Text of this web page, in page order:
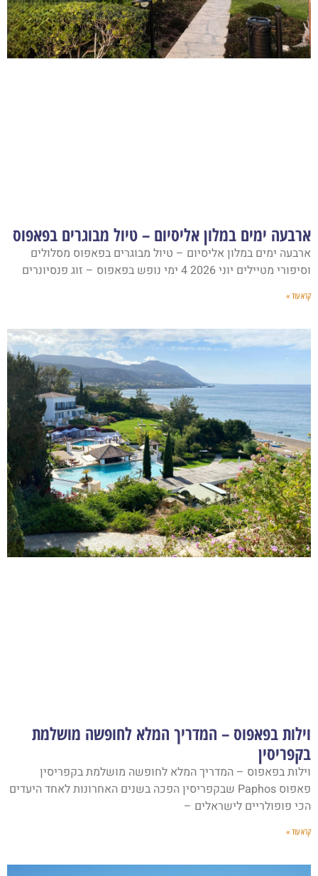
ארבעה ימים במלון אליסיום – טיול מבוגרים בפאפוס
ארבעה ימים במלון אליסיום – טיול מבוגרים בפאפוס מסלולים
וסיפורי מטיילים יוני 2026 4 ימי נופש בפאפוס – זוג פנסיונרים
קרא עוד »
וילות בפאפוס – המדריך המלא לחופשה מושלמת
בקפריסין
וילות בפאפוס – המדריך המלא לחופשה מושלמת בקפריסין
פאפוס Paphos שבקפריסין הפכה בשנים האחרונות לאחד היעדים
הכי פופולריים לישראלים –
קרא עוד »